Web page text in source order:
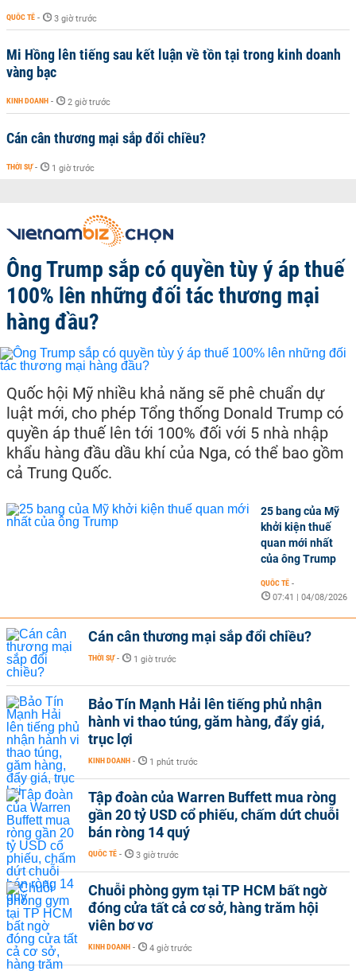
QUỐC TẾ - 3 giờ trước
Mi Hồng lên tiếng sau kết luận về tồn tại trong kinh doanh
vàng bạc
KINH DOANH - 2 giờ trước
Cán cân thương mại sắp đổi chiều?
THỜI SỰ - 1 giờ trước
Ông Trump sắp có quyền tùy ý áp thuế
100% lên những đối tác thương mại
hàng đầu?
Quốc hội Mỹ nhiều khả năng sẽ phê chuẩn dự
luật mới, cho phép Tổng thống Donald Trump có
quyền áp thuế lên tới 100% đối với 5 nhà nhập
khẩu hàng đầu dầu khí của Nga, có thể bao gồm
cả Trung Quốc.
25 bang của Mỹ
khởi kiện thuế
quan mới nhất
của ông Trump
QUỐC TẾ -
07:41 | 04/08/2026
Cán cân thương mại sắp đổi chiều?
THỜI SỰ - 1 giờ trước
Bảo Tín Mạnh Hải lên tiếng phủ nhận
hành vi thao túng, găm hàng, đẩy giá,
trục lợi
KINH DOANH - 1 phút trước
Tập đoàn của Warren Buffett mua ròng
gần 20 tỷ USD cổ phiếu, chấm dứt chuỗi
bán ròng 14 quý
QUỐC TẾ - 3 giờ trước
Chuỗi phòng gym tại TP HCM bất ngờ
đóng cửa tất cả cơ sở, hàng trăm hội
viên bơ vơ
KINH DOANH - 4 giờ trước